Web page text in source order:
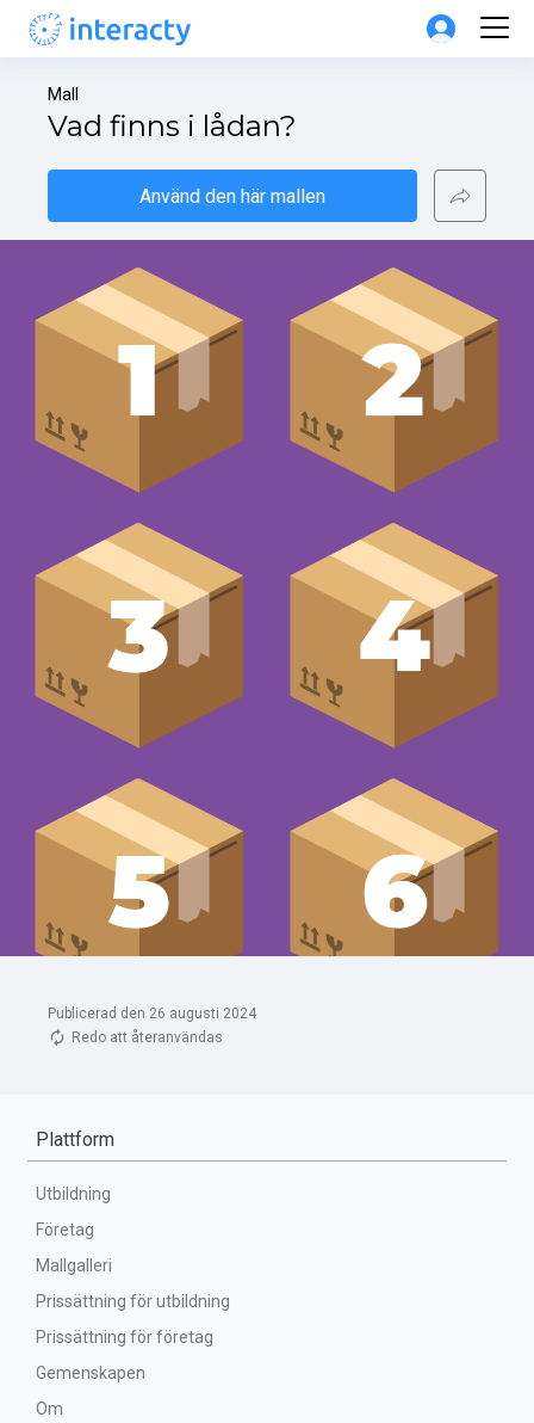
Publicerad den 26 augusti 2024
Redo att återanvändas
Mall
Vad finns i lådan?
Använd den här mallen
Plattform
Utbildning
Företag
Mallgalleri
Prissättning för utbildning
Prissättning för företag
Gemenskapen
Om